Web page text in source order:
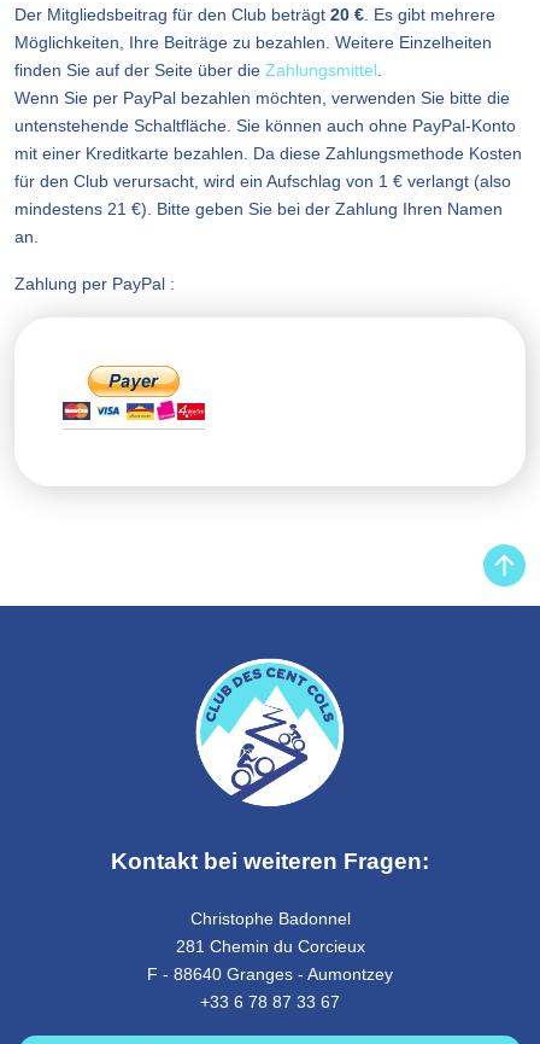
Der Mitgliedsbeitrag für den Club beträgt 20 € . Es gibt mehrere
Möglichkeiten, Ihre Beiträge zu bezahlen. Weitere Einzelheiten
finden Sie auf der Seite über die Zahlungsmittel
Wenn Sie per PayPal bezahlen möchten, verwenden Sie bitte die
untenstehende Schaltfläche. Sie können auch ohne PayPal-Konto
mit einer Kreditkarte bezahlen. Da diese Zahlungsmethode Kosten
für den Club verursacht, wird ein Aufschlag von 1 € verlangt (also
mindestens 21 €). Bitte geben Sie bei der Zahlung Ihren Namen
an.
Zahlung per PayPal :
Kontakt bei weiteren Fragen:
Christophe Badonnel
281 Chemin du Corcieux
F - 88640 Granges - Aumontzey
+33 6 78 87 33 67